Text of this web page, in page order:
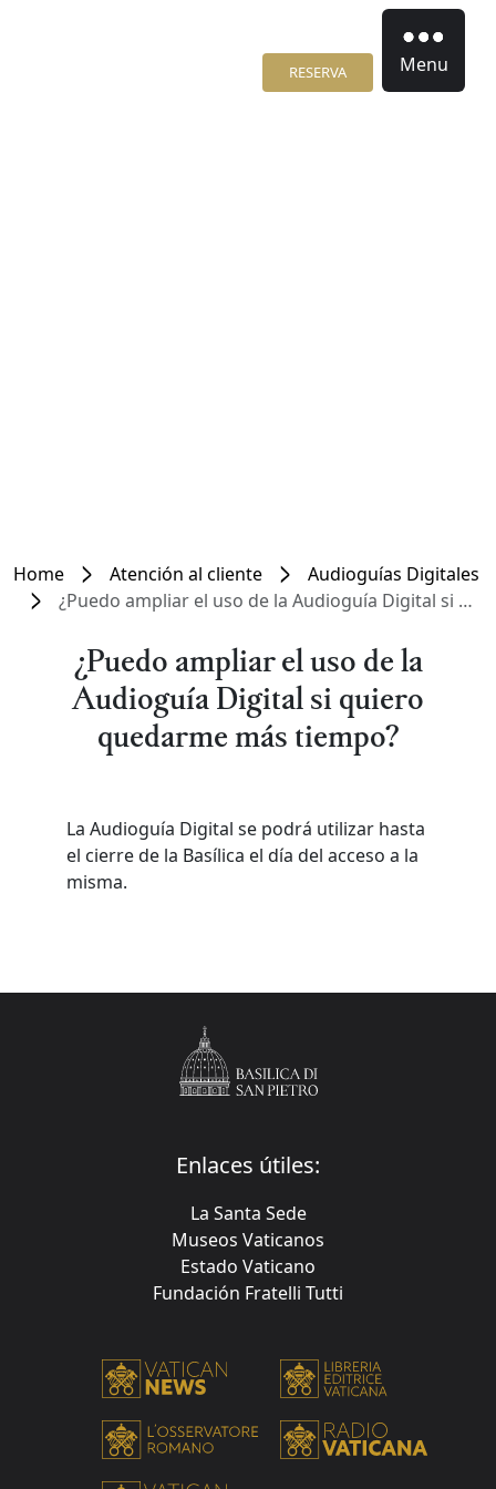
RESERVA Menu
Home Atención al cliente
Audioguías Digitales
¿Puedo ampliar el uso de la Audioguía Digital si quiero quedarme más tiempo?
¿Puedo ampliar el uso de la
Audioguía Digital si quiero
quedarme más tiempo?
La Audioguía Digital se podrá utilizar hasta
el cierre de la Basílica el día del acceso a la
misma.
Enlaces útiles:
La Santa Sede
Museos Vaticanos
Estado Vaticano
Fundación Fratelli Tutti